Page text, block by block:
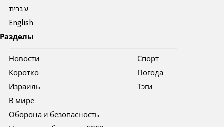
עברית
English
Разделы
Новости
Коротко
Израиль
В мире
Оборона и безопасность
Спорт
Погода
Тэги